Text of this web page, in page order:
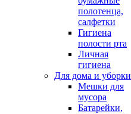
полотенца,
салфетки
Гигиена
полости рта
Личная
гигиена
Для дома и уборки
Мешки для
мусора
Батарейки,